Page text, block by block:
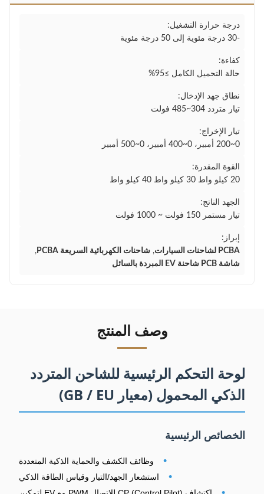
درجة حرارة التشغيل:
-30 درجة مئوية إلى 50 درجة مئوية
كفاءة:
حالة التحميل الكامل ≥95%
نطاق جهد الإدخال:
تيار متردد 304~485 فولت
تيار الإخراج:
0~200 أمبير، 0~400 أمبير، 0~500 أمبير
القوة المقدرة:
20 كيلو واط 30 كيلو واط 40 كيلو واط
الجهد الناتج:
تيار مستمر 150 فولت ~ 1000 فولت
إبراز:
PCBA لشاحنات السيارات
, شاحنات الكهربائية السريعة PCBA
,
شاشة PCB شاحنة EV المبردة بالسائل
وصف المنتج
لوحة التحكم الرئيسية للشاحن المتردد
الذكي المحمول (معيار GB / EU)
الخصائص الرئيسية
• وظائف الكشف والحماية الذكية المتعددة
• استشعار الجهد/التيار وقياس الطاقة الذكي